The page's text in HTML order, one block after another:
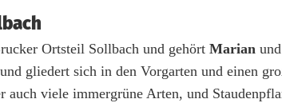
Ortsteil Sollbach und gehört Marian und
gliedert sich in den Vorgarten und einen
auch viele immergrüne Arten, und